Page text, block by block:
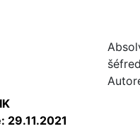
29.11.2021